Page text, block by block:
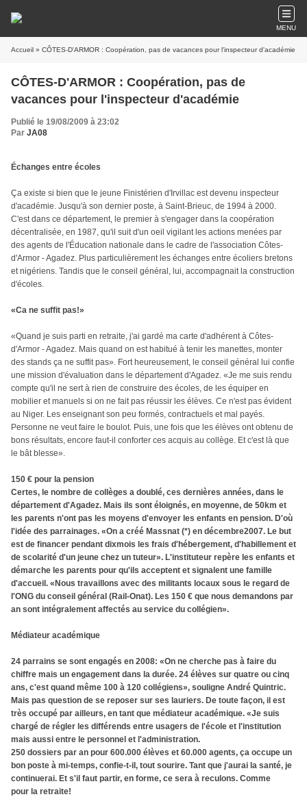
MENU
Accueil » CÔTES-D'ARMOR : Coopération, pas de vacances pour l'inspecteur d'académie
CÔTES-D'ARMOR : Coopération, pas de
vacances pour l'inspecteur d'académie
Publié le 19/08/2009 à 23:02
Par JA08
Échanges entre écoles
Ça existe si bien que le jeune Finistérien d'Irvillac est devenu inspecteur
d'académie. Jusqu'à son dernier poste, à Saint-Brieuc, de 1994 à 2000.
C'est dans ce département, le premier à s'engager dans la coopération
décentralisée, en 1987, qu'il suit d'un oeil vigilant les actions menées par
des agents de l'Éducation nationale dans le cadre de l'association Côtes-
d'Armor - Agadez. Plus particulièrement les échanges entre écoliers bretons
et nigériens. Tandis que le conseil général, lui, accompagnait la construction
d'écoles.
«Ca ne suffit pas!»
«Quand je suis parti en retraite, j'ai gardé ma carte d'adhérent à Côtes-
d'Armor - Agadez. Mais quand on est habitué à tenir les manettes, monter
des stands ça ne suffit pas». Fort heureusement, le conseil général lui confie
une mission d'évaluation dans le département d'Agadez. «Je me suis rendu
compte qu'il ne sert à rien de construire des écoles, de les équiper en
mobilier et manuels si on ne fait pas réussir les élèves. Ce n'est pas évident
au Niger. Les enseignant son peu formés, contractuels et mal payés.
Personne ne veut faire le boulot. Puis, une fois que les élèves ont obtenu de
bons résultats, encore faut-il conforter ces acquis au collège. Et c'est là que
le bât blesse».
150 € pour la pension
Certes, le nombre de collèges a doublé, ces dernières années, dans le
département d'Agadez. Mais ils sont éloignés, en moyenne, de 50km et
les parents n'ont pas les moyens d'envoyer les enfants en pension. D'où
l'idée des parrainages. «On a créé Massnat (*) en décembre2007. Le but
est de financer pendant dixmois les frais d'hébergement, d'habillement et
de scolarité d'un jeune chez un tuteur». L'instituteur repère les enfants et
démarche les parents pour qu'ils acceptent et signalent une famille
d'accueil. «Nous travaillons avec des militants locaux sous le regard de
l'ONG du conseil général (Rail-Onat). Les 150 € que nous demandons par
an sont intégralement affectés au service du collégien».
Médiateur académique
24 parrains se sont engagés en 2008: «On ne cherche pas à faire du
chiffre mais un engagement dans la durée. 24 élèves sur quatre ou cinq
ans, c'est quand même 100 à 120 collégiens», souligne André Quintric.
Mais pas question de se reposer sur ses lauriers. De toute façon, il est
très occupé par ailleurs, en tant que médiateur académique. «Je suis
chargé de régler les différends entre usagers de l'école et l'institution
mais aussi entre le personnel et l'administration.
250 dossiers par an pour 600.000 élèves et 60.000 agents, ça occupe un
bon poste à mi-temps, confie-t-il, tout sourire. Tant que j'aurai la santé, je
continuerai. Et s'il faut partir, en forme, ce sera à reculons. Comme
pour la retraite!